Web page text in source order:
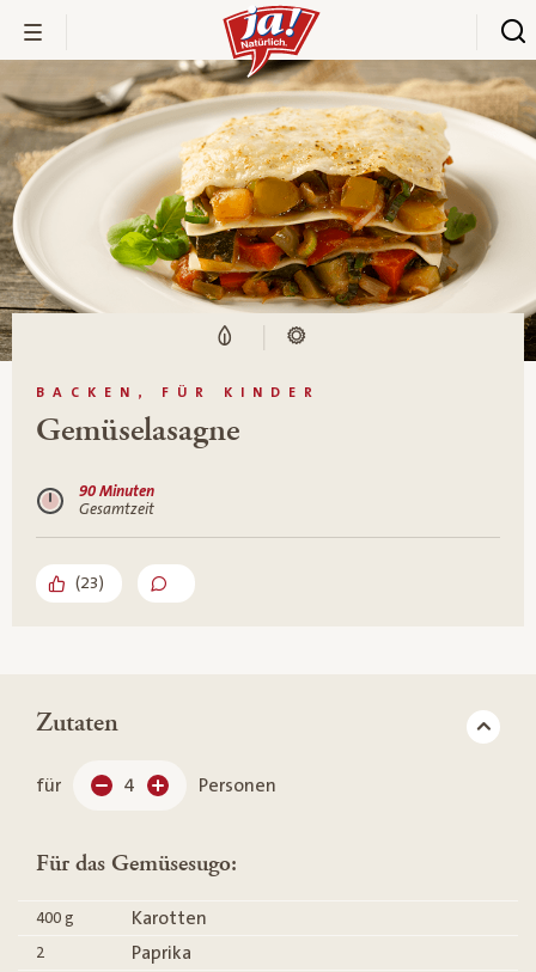
BACKEN, FÜR KINDER
Gemüselasagne
90 Minuten
Gesamtzeit
(23)
Zutaten
für 4 Personen
Für das Gemüsesugo:
400 g Karotten
2 Paprika